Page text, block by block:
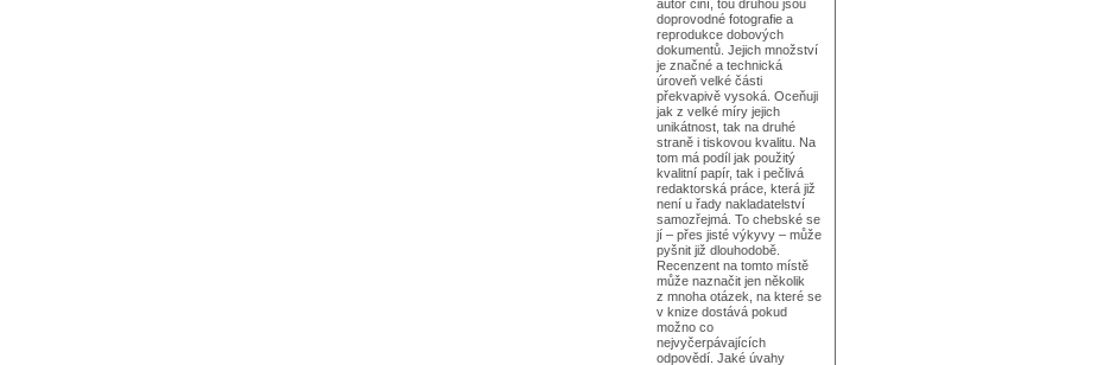
autor činí, tou druhou jsou
doprovodné fotografie a
reprodukce dobových
dokumentů. Jejich množství
je značné a technická
úroveň velké části
překvapivě vysoká. Oceňuji
jak z velké míry jejich
unikátnost, tak na druhé
straně i tiskovou kvalitu. Na
tom má podíl jak použitý
kvalitní papír, tak i pečlivá
redaktorská práce, která již
není u řady nakladatelství
samozřejmá. To chebské se
jí – přes jisté výkyvy – může
pyšnit již dlouhodobě.
Recenzent na tomto místě
může naznačit jen několik
z mnoha otázek, na které se
v knize dostává pokud
možno co
nejvyčerpávajících
odpovědí. Jaké úvahy